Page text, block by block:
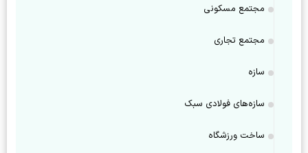
مجتمع مسکونی
مجتمع تجاری
سازه
سازه‌های فولادی سبک
ساخت ورزشگاه